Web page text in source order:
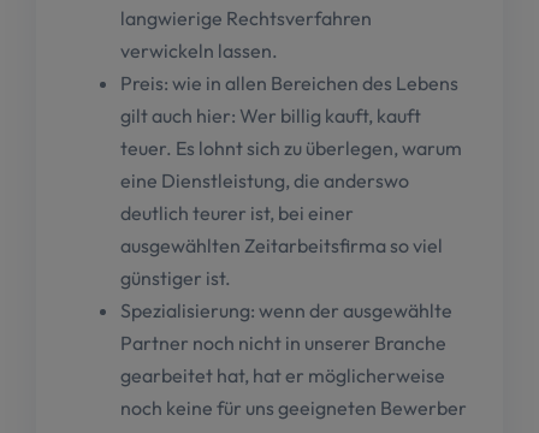
langwierige Rechtsverfahren
verwickeln lassen.
Preis: wie in allen Bereichen des Lebens
gilt auch hier: Wer billig kauft, kauft
teuer. Es lohnt sich zu überlegen, warum
eine Dienstleistung, die anderswo
deutlich teurer ist, bei einer
ausgewählten Zeitarbeitsfirma so viel
günstiger ist.
Spezialisierung: wenn der ausgewählte
Partner noch nicht in unserer Branche
gearbeitet hat, hat er möglicherweise
noch keine für uns geeigneten Bewerber